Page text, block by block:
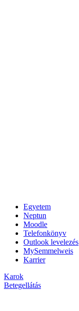
Egyetem
Neptun
Moodle
Telefonkönyv
Outlook levelezés
MySemmelweis
Karrier
Karok
Betegellátás